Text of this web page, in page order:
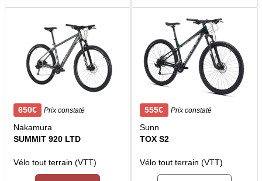
650€ Prix constaté
Nakamura
SUMMIT 920 LTD
Vélo tout terrain (VTT)
555€ Prix constaté
Sunn
TOX S2
Vélo tout terrain (VTT)